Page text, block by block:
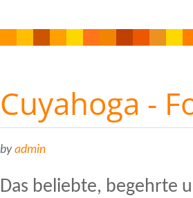
Cuyahoga -
byadmin
Das beliebte, begehrte